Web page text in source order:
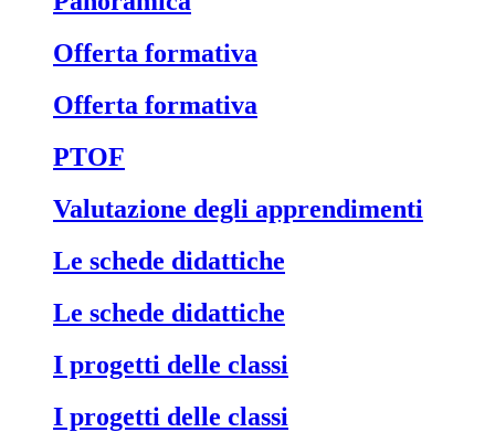
Offerta formativa
Offerta formativa
PTOF
Valutazione degli apprendimenti
Le schede didattiche
Le schede didattiche
I progetti delle classi
I progetti delle classi